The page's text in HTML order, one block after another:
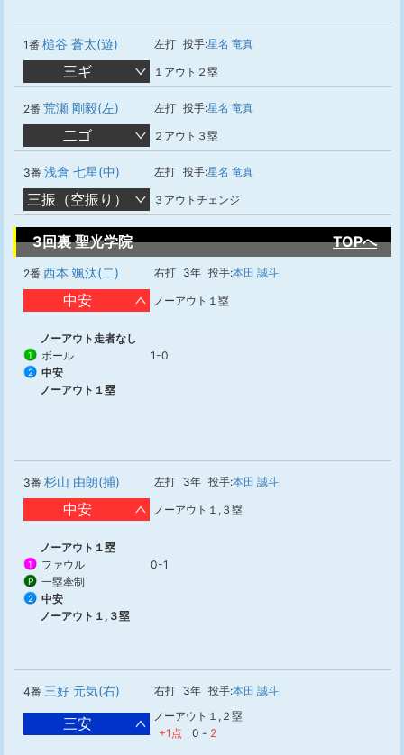
1番 槌谷 蒼太(遊) 左打 投手:星名 竜真
三ギ １アウト２塁
2番 荒瀬 剛毅(左) 左打 投手:星名 竜真
二ゴ ２アウト３塁
3番 浅倉 七星(中) 左打 投手:星名 竜真
三振（空振り） ３アウトチェンジ
3回裏 聖光学院 TOPへ
2番 西本 颯汰(二) 右打 3年 投手:本田 誠斗
中安 ノーアウト１塁
ノーアウト走者なし
1 ボール 1-0
2
中安
ノーアウト１塁
3番 杉山 由朗(捕) 左打 3年 投手:本田 誠斗
中安 ノーアウト１,３塁
ノーアウト１塁
1 ファウル 0-1
P 一塁牽制
2
中安
ノーアウト１,３塁
4番 三好 元気(右) 右打 3年 投手:本田 誠斗
三安
ノーアウト１,２塁
+1点
0 - 2